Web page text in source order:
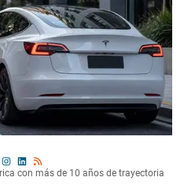
con más de 10 años de trayectoria